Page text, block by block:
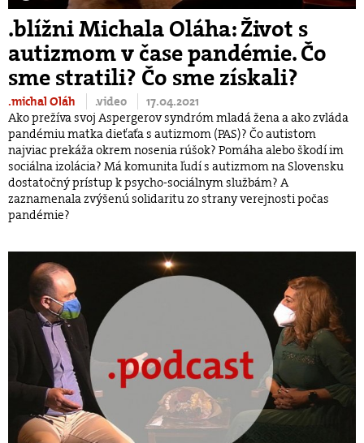
.blížni Michala Oláha: Život s
autizmom v čase pandémie. Čo
sme stratili? Čo sme získali?
.michal Oláh .video
17.04.2021
Ako prežíva svoj Aspergerov syndróm mladá žena a ako zvláda
pandémiu matka dieťaťa s autizmom (PAS)? Čo autistom
najviac prekáža okrem nosenia rúšok? Pomáha alebo škodí im
sociálna izolácia? Má komunita ľudí s autizmom na Slovensku
dostatočný prístup k psycho-sociálnym službám? A
zaznamenala zvýšenú solidaritu zo strany verejnosti počas
pandémie?